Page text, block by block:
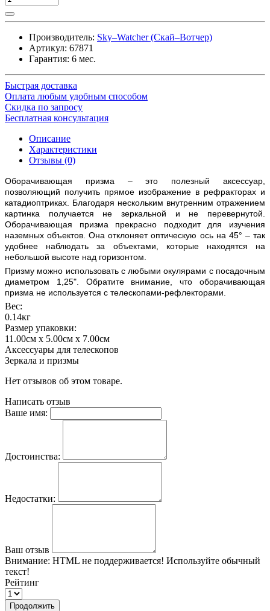
Производитель: Sky–Watcher (Скай–Вотчер)
Артикул: 67871
Гарантия: 6 мес.
Быстрая доставка
Оплата любым удобным способом
Скидка по запросу
Бесплатная консультация
Описание
Характеристики
Отзывы (0)
Оборачивающая призма – это полезный аксессуар,
позволяющий получить прямое изображение в рефракторах и
катадиоптриках. Благодаря нескольким внутренним отражением
картинка получается не зеркальной и не перевернутой.
Оборачивающая призма прекрасно подходит для изучения
наземных объектов. Она отклоняет оптическую ось на 45° – так
удобнее наблюдать за объектами, которые находятся на
небольшой высоте над горизонтом.
Призму можно использовать с любыми окулярами с посадочным
диаметром 1,25". Обратите внимание, что оборачивающая
призма не используется с телескопами-рефлекторами.
Вес:
0.14кг
Размер упаковки:
11.00см x 5.00см x 7.00см
Аксессуары для телескопов
Зеркала и призмы
Нет отзывов об этом товаре.
Написать отзыв
Ваше имя:
Достоинства:
Недостатки:
Ваш отзыв
Внимание: HTML не поддерживается! Используйте обычный
текст!
Рейтинг
Продолжить